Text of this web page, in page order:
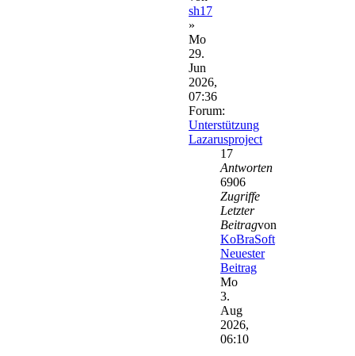
sh17
»
Mo
29.
Jun
2026,
07:36
Forum:
Unterstützung
Lazarusproject
17
Antworten
6906
Zugriffe
Letzter
Beitragvon
KoBraSoft
Neuester
Beitrag
Mo
3.
Aug
2026,
06:10